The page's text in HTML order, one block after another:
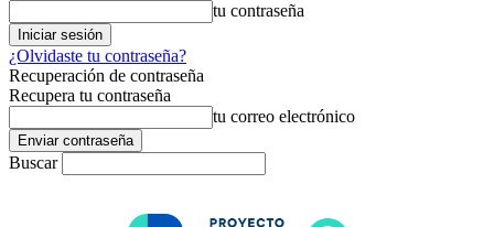
tu contraseña
¿Olvidaste tu contraseña?
Recuperación de contraseña
Recupera tu contraseña
tu correo electrónico
Buscar